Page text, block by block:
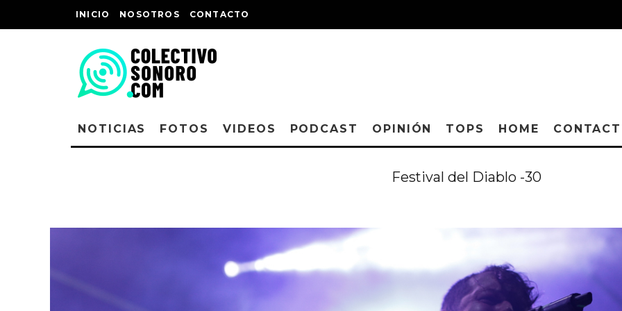
INICIO NOSOTROS CONTACTO
NOTICIAS FOTOS VIDEOS PODCAST OPINIÓN TOPS HOME
Festival del Diablo -30